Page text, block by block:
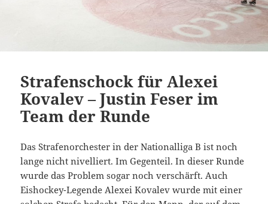
Strafenschock für Alexei
Kovalev – Justin Feser im
Team der Runde
Das Strafenorchester in der Nationalliga B ist noch
lange nicht nivelliert. Im Gegenteil. In dieser Runde
wurde das Problem sogar noch verschärft. Auch
Eishockey-Legende Alexei Kovalev wurde mit einer